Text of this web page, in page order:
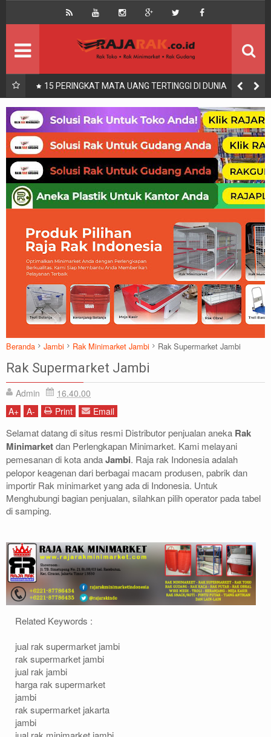
UKURAN KASUR 90x200, 100x200, 120x200, 140x200,
160x200, 180x200 | FUNGSI, MANFAAT DAN KEGUNAAN
Beranda Jambi Rak Minimarket Jambi Rak Supermarket Jambi
Rak Supermarket Jambi
Admin
16.40.00
A+ A- Print Email
Selamat datang di situs resmi Distributor penjualan aneka Rak
Minimarketdan Perlengkapan Minimarket. Kami melayani
pemesanan di kota andaJambi. Raja rak Indonesia adalah
pelopor keagenan dari berbagai macam produsen, pabrik dan
importir Rak minimarket yang ada di Indonesia. Untuk
Menghubungi bagian penjualan, silahkan pilih operator pada tabel
di samping.
Related Keywords :
jual rak supermarket jambi
rak supermarket jambi
jual rak jambi
harga rak supermarket
jambi
rak supermarket jakarta
jambi
Beranda
Kontak About Us
Rak Gudang Rak besi/Rak pallet
Rak Minimarket Supermarket
Produk Lain Peralatan Toko Dll
Artikel Retail & Logistik